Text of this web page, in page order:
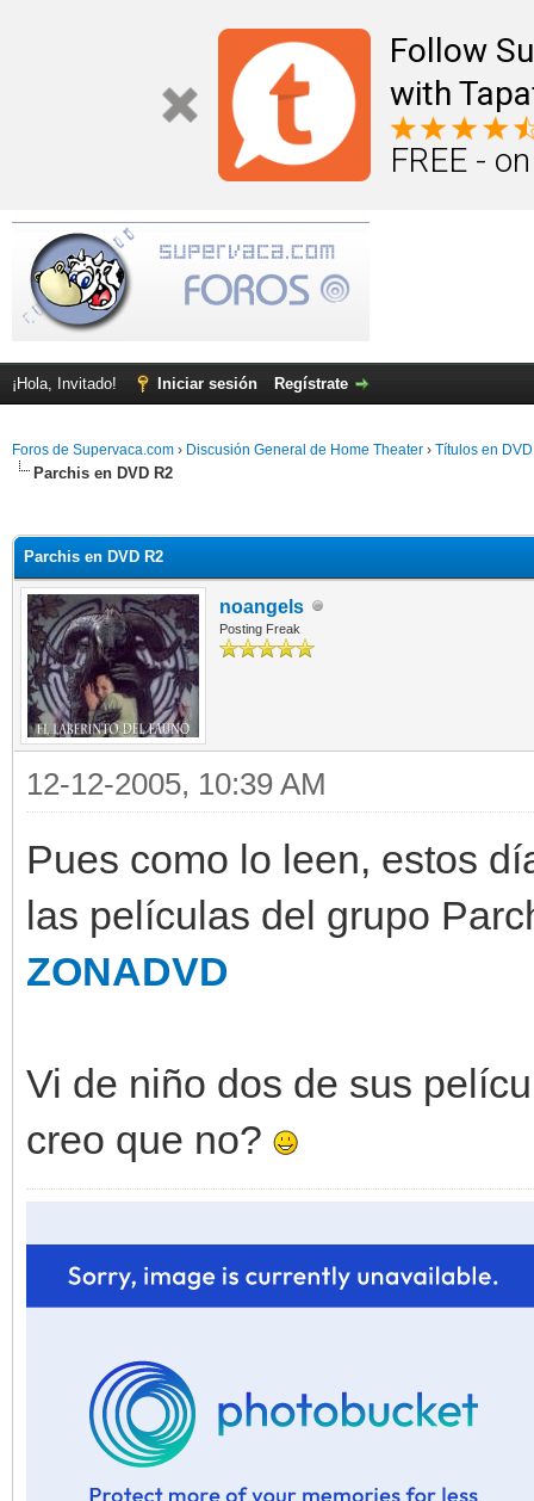
Follow
with
FREE -
¡Hola, Invitado! Iniciar sesión Regístrate
Foros de Supervaca.com › Discusión General de Home Theater › Títulos en DVD
Parchis en DVD R2
Parchis en DVD R2
noangels
Posting Freak
12-12-2005, 10:39 AM
Pues como lo leen, estos
las películas del grupo
ZONADVD
Vi de niño dos de sus
creo que no?